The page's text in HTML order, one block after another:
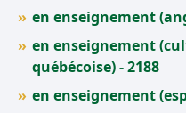
en enseignement
en enseignement
québécoise) - 2188
en enseignement